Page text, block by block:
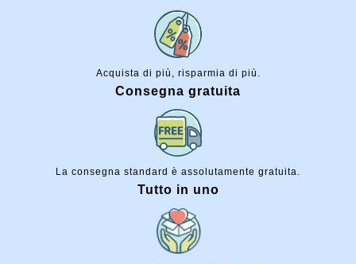
Acquista di più, risparmia di più.
Consegna gratuita
La consegna standard è assolutamente gratuita.
Tutto in uno